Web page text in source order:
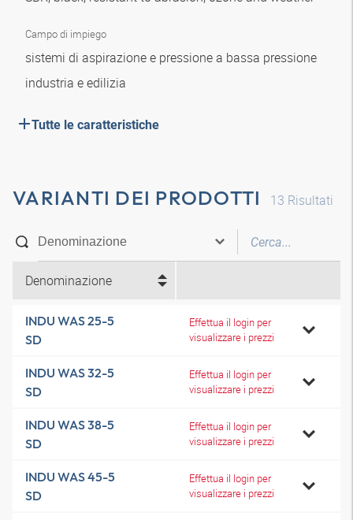
Campo di impiego
sistemi di aspirazione e pressione a bassa pressione
industria e edilizia
Tutte le caratteristiche
VARIANTI DEI PRODOTTI 13 Risultati
Denominazione
INDU WAS 25-5
SD
Effettua il login per
visualizzare i prezzi
INDU WAS 32-5
SD
Effettua il login per
visualizzare i prezzi
INDU WAS 38-5
SD
Effettua il login per
visualizzare i prezzi
INDU WAS 45-5
SD
Effettua il login per
visualizzare i prezzi